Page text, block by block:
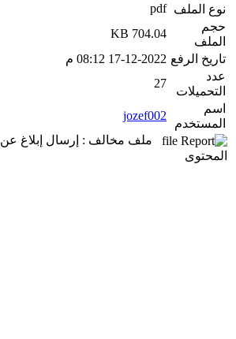
نوع الملف pdf
حجم
الملف
704.04 KB
تاريخ الرفع 17-12-2022 08:12 م
عدد
التحميلات
27
اسم
المستخدم
jozef002
ملف مخالف : إرسال إبلاغ عن
المحتوى